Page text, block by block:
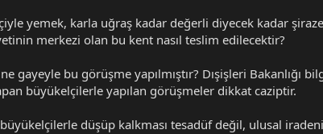
yemek, karla uğraş kadar değerli diyecek kadar
merkezi olan bu kent nasıl teslim edilecektir?
gayeyle bu görüşme yapılmıştır? Dışişleri Bakanlığı
büyükelçilerle yapılan görüşmeler dikkat caziptir.
büyükelçilerle düşüp kalkması tesadüf değil, ulusal